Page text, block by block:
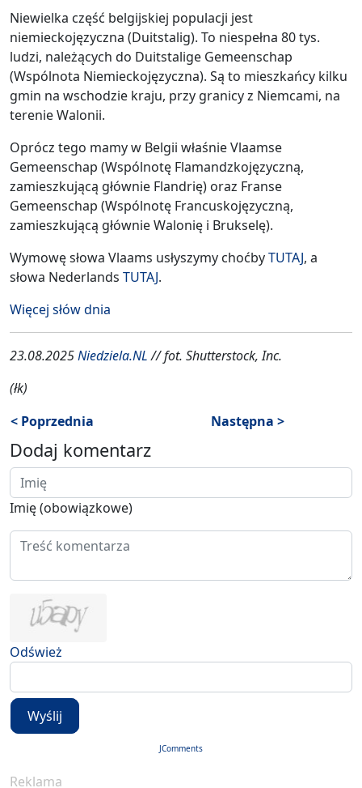
Niewielka część belgijskiej populacji jest
niemieckojęzyczna (Duitstalig). To niespełna 80 tys.
ludzi, należących do Duitstalige Gemeenschap
(Wspólnota Niemieckojęzyczna). Są to mieszkańcy kilku
gmin na wschodzie kraju, przy granicy z Niemcami, na
terenie Walonii.
Oprócz tego mamy w Belgii właśnie Vlaamse
Gemeenschap (Wspólnotę Flamandzkojęzyczną,
zamieszkującą głównie Flandrię) oraz Franse
Gemeenschap (Wspólnotę Francuskojęzyczną,
zamieszkującą głównie Walonię i Brukselę).
Wymowę słowa Vlaams usłyszymy choćbyTUTAJ, a
słowa Nederlands TUTAJ.
Więcej słów dnia
23.08.2025Niedziela.NL// fot. Shutterstock, Inc.
(łk)
< Poprzednia
Następna >
Dodaj komentarz
Imię (obowiązkowe)
Odśwież
Wyślij
JComments
Reklama